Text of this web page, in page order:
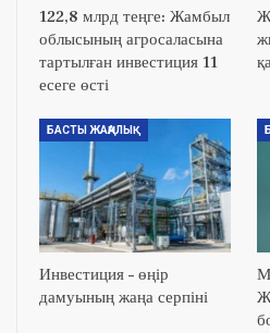
122,8 млрд теңге: Жамбыл
облысының агросаласына
тартылған инвестиция 11
есеге өсті
БАСТЫ ЖАҢАЛЫҚ
Инвестиция – өңір
дамуының жаңа серпіні